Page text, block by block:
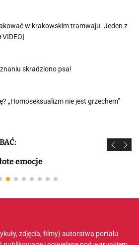
w krakowskim tramwaju. Jeden z
skradziono psa!
„Homoseksualizm nie jest grzechem”
emocje
zdjęcia, filmy) autorstwa portalu